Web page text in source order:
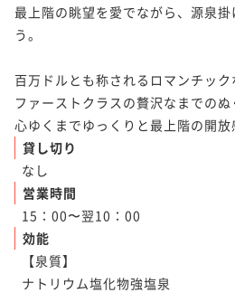
最上階の眺望を愛でながら、源泉
う。
百万ドルとも称されるロマンチック
ファーストクラスの贅沢なまでのぬ
心ゆくまでゆっくりと最上階の開放
貸し切り
なし
営業時間
15：00〜翌10：00
効能
【泉質】
ナトリウム塩化物強塩泉